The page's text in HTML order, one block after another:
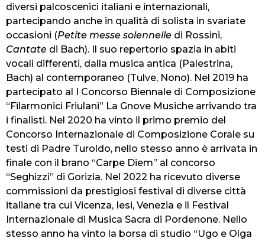
diversi palcoscenici italiani e internazionali,
partecipando anche in qualità di solista in svariate
occasioni (Petite messe solennelle di Rossini,
Cantate di Bach). Il suo repertorio spazia in abiti
vocali differenti, dalla musica antica (Palestrina,
Bach) al contemporaneo (Tulve, Nono). Nel 2019 ha
partecipato al I Concorso Biennale di Composizione
“Filarmonici Friulani” La Gnove Musiche arrivando tra
i finalisti. Nel 2020 ha vinto il primo premio del
Concorso Internazionale di Composizione Corale su
testi di Padre Turoldo, nello stesso anno è arrivata in
finale con il brano “Carpe Diem” al concorso
“Seghizzi” di Gorizia. Nel 2022 ha ricevuto diverse
commissioni da prestigiosi festival di diverse città
italiane tra cui Vicenza, Iesi, Venezia e il Festival
Internazionale di Musica Sacra di Pordenone. Nello
stesso anno ha vinto la borsa di studio “Ugo e Olga